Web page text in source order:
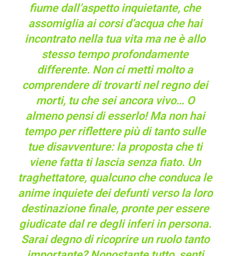
fiume dall’aspetto inquietante, che
assomiglia ai corsi d’acqua che hai
incontrato nella tua vita ma ne è allo
stesso tempo profondamente
differente. Non ci metti molto a
comprendere di trovarti nel regno dei
morti, tu che sei ancora vivo… O
almeno pensi di esserlo! Ma non hai
tempo per riflettere più di tanto sulle
tue disavventure: la proposta che ti
viene fatta ti lascia senza fiato. Un
traghettatore, qualcuno che conduca le
anime inquiete dei defunti verso la loro
destinazione finale, pronte per essere
giudicate dal re degli inferi in persona.
Sarai degno di ricoprire un ruolo tanto